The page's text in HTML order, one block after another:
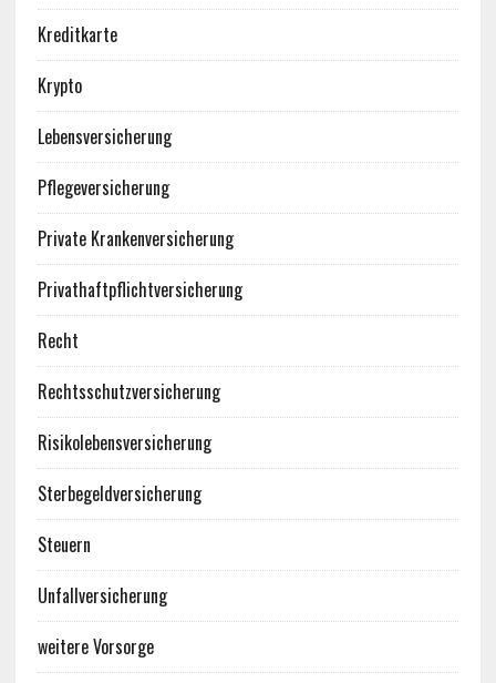
Kreditkarte
Krypto
Lebensversicherung
Pflegeversicherung
Private Krankenversicherung
Privathaftpflichtversicherung
Recht
Rechtsschutzversicherung
Risikolebensversicherung
Sterbegeldversicherung
Steuern
Unfallversicherung
weitere Vorsorge